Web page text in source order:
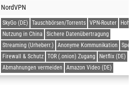
NordVPN
SkyGo (DE) Tauschbörsen/Torrents VPN-Router
Hohe
Nutzung in China
Sichere Datenübertragung
Streaming (Urheberr.)
Anonyme Kommunikation
Firewall & Schutz TOR (.onion) Zugang
Netflix (DE)
Abmahnungen vermeiden
Amazon Video (DE)